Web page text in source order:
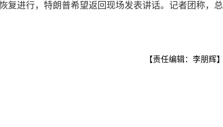
复进行，特朗普希望返回现场发表讲话。记者团称，总
【责任编辑：李朋辉】